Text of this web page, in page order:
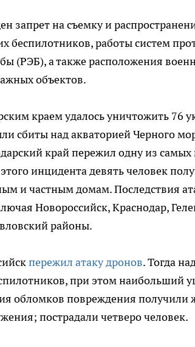
запрет на съемку и
беспилотников, работы систем
(РЭБ), а также расположения
объектов.
краем удалось уничтожить 76
сбиты над акваторией Черного
край пережил одну из
инцидента девять человек
и частным домам. Последствия
Новороссийск, Краснодар,
районы.
пережил атаку дронов. Тогда
при этом наибольший
обломков повреждения
пострадали четверо человек.